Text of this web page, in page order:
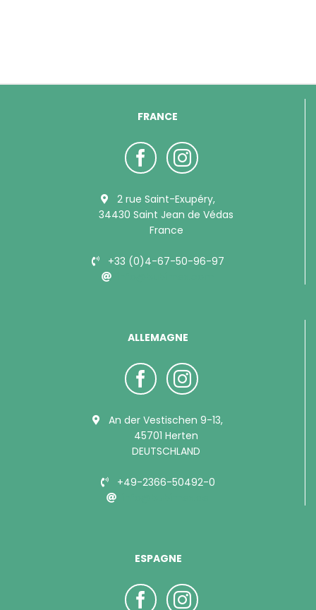
FRANCE
2 rue Saint-Exupéry,
34430 Saint Jean de Védas
France
+33 (0)4-67-50-96-97
ALLEMAGNE
An der Vestischen 9-13,
45701 Herten
DEUTSCHLAND
+49-2366-50492-0
ESPAGNE